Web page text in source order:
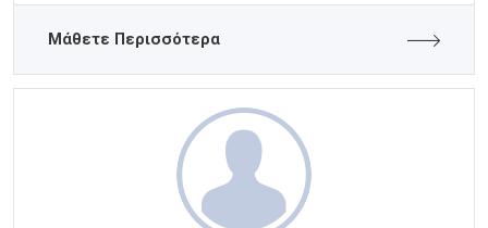
Μάθετε Περισσότερα